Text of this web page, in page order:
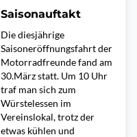
Saisonauftakt
Die diesjährige
Saisoneröffnungsfahrt der
Motorradfreunde fand am
30.März statt. Um 10 Uhr
traf man sich zum
Würstelessen im
Vereinslokal, trotz der
etwas kühlen und